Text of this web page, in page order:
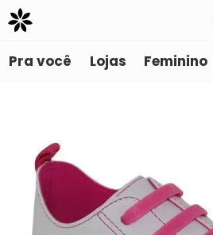
Pra você Lojas Feminino